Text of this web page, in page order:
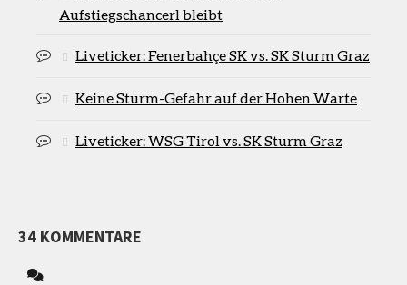
Aufstiegschancerl bleibt
Liveticker: Fenerbahçe SK vs. SK Sturm Graz
Keine Sturm-Gefahr auf der Hohen Warte
Liveticker: WSG Tirol vs. SK Sturm Graz
34 KOMMENTARE